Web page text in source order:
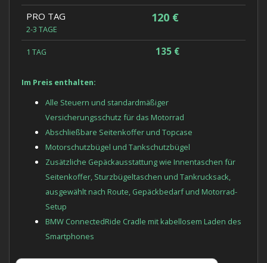
PRO TAG
2-3 TAGE
120 €
1 TAG 135 €
Im Preis enthalten:
Alle Steuern und standardmäßiger
Versicherungsschutz für das Motorrad
Abschließbare Seitenkoffer und Topcase
Motorschutzbügel und Tankschutzbügel
Zusätzliche Gepäckausstattung wie Innentaschen für
Seitenkoffer, Sturzbügeltaschen und Tankrucksack,
ausgewählt nach Route, Gepäckbedarf und Motorrad-
Setup
BMW ConnectedRide Cradle mit kabellosem Laden des
Smartphones